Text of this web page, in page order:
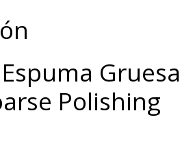
Gruesa
Polishing